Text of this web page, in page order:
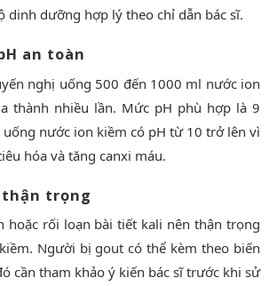
dinh dưỡng hợp lý theo chỉ dẫn bác sĩ.
an toàn
nghị uống 500 đến 1000 ml nước ion
thành nhiều lần. Mức pH phù hợp là 9
uống nước ion kiềm có pH từ 10 trở lên vì
hóa và tăng canxi máu.
trọng
hoặc rối loạn bài tiết kali nên thận trọng
Người bị gout có thể kèm theo biến
cần tham khảo ý kiến bác sĩ trước khi sử